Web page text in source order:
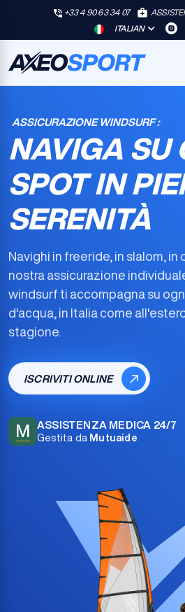
+33 4 90 63 34 07
ITALIAN
ASSICURAZIONE WINDSURF :
NAVIGA SU
SPOT IN
SERENITÀ
Navighi in freeride, in slalom, in
nostra assicurazione
windsurf ti accompagna su
d'acqua, in Italia come
stagione.
ISCRIVITI ONLINE
M ASSISTENZA MEDICA 24/7
Gestita da Mutuaide